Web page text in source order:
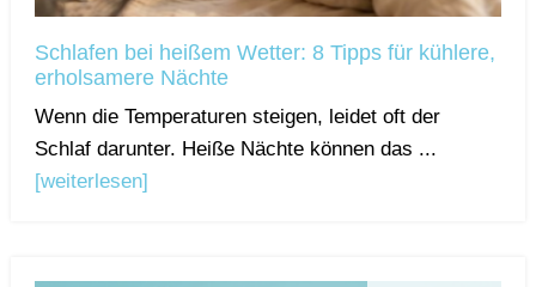
Schlafen bei heißem Wetter: 8 Tipps für kühlere,
erholsamere Nächte
Wenn die Temperaturen steigen, leidet oft der
Schlaf darunter. Heiße Nächte können das ...
[weiterlesen]